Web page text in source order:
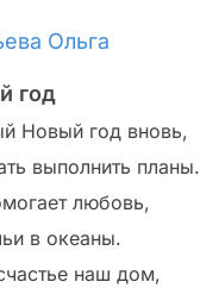
Ольга
год
Новый год вновь,
выполнить планы.
любовь,
в океаны.
наш дом,